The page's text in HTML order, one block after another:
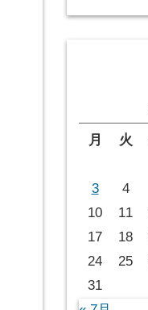
月 火
3
4
10
11
17
18
24
25
31